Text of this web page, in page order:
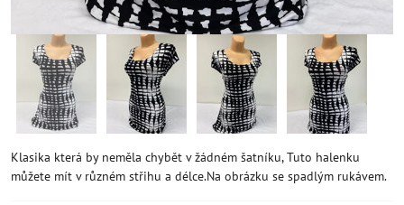
Klasika která by neměla chybět v žádném šatníku, Tuto halenku
můžete mít v různém střihu a délce.Na obrázku se spadlým rukávem.